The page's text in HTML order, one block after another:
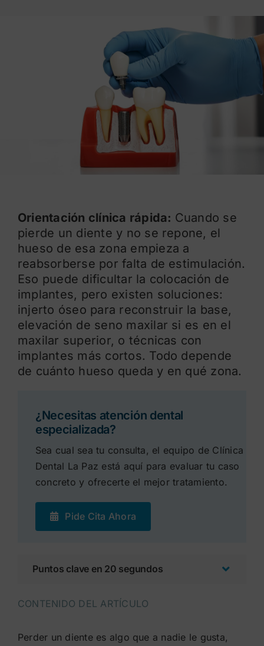
Orientación clínica rápida: Cuando se
pierde un diente y no se repone, el
hueso de esa zona empieza a
reabsorberse por falta de estimulación.
Eso puede dificultar la colocación de
implantes, pero existen soluciones:
injerto óseo para reconstruir la base,
elevación de seno maxilar si es en el
maxilar superior, o técnicas con
implantes más cortos. Todo depende
de cuánto hueso queda y en qué zona.
¿Necesitas atención dental
especializada?
Sea cual sea tu consulta, el equipo de Clínica
Dental La Paz está aquí para evaluar tu caso
concreto y ofrecerte el mejor tratamiento.
Pide Cita Ahora
Puntos clave en 20 segundos
CONTENIDO DEL ARTÍCULO
Perder un diente es algo que a nadie le gusta,